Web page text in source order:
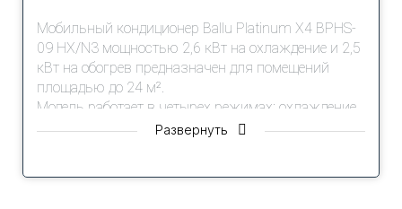
Мобильный кондиционер Ballu Platinum X4 BPHS-
09 HX/N3 мощностью 2,6 кВт на охлаждение и 2,5
кВт на обогрев предназначен для помещений
площадью до 24 м².
Модель работает в четырех режимах: охлаждение,
обогрев, осушение и автоматический режим с
Развернуть